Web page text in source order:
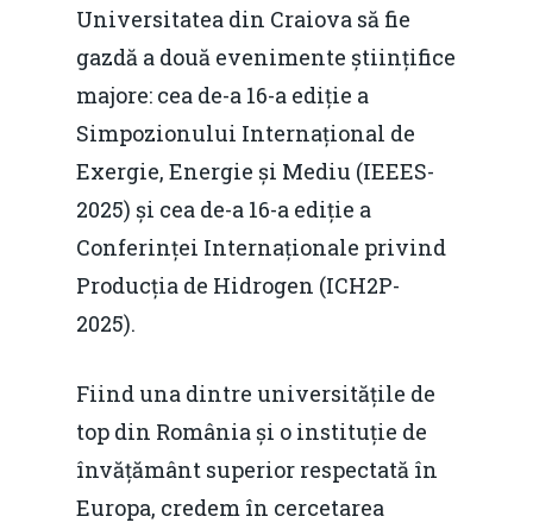
Universitatea din Craiova să fie
gazdă a două evenimente științifice
majore: cea de-a 16-a ediție a
Simpozionului Internațional de
Exergie, Energie și Mediu (IEEES-
2025) și cea de-a 16-a ediție a
Conferinței Internaționale privind
Producția de Hidrogen (ICH2P-
2025).
Fiind una dintre universitățile de
top din România și o instituție de
învățământ superior respectată în
Europa, credem în cercetarea
Foto
Modelul economic
România – orizont
resurselor naturale
Piaţa gazelor naturale:
predictibilitate,
IMM
Rolul băncilor în
IMM
Video
Marea Neagră în Noua
economie
Politici Europene în
Economie
Piața gazelor naturale:
predictibilitate,
concurență.
EM360 Talk
Contact
Burse pentru
Daniel Apostol
Email: